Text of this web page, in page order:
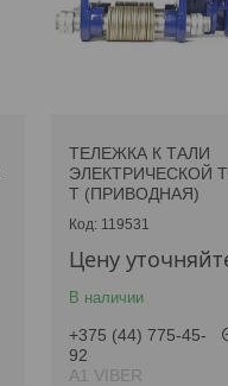
ТЕЛЕЖКА К ТАЛИ
ЭЛЕКТРИЧЕСКОЙ
Т (ПРИВОДНАЯ)
119531
Цену
В наличии
+375 (44) 775-45-
92
А1 VIBER